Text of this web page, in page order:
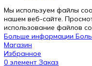
Version
2.0.12
|
Author:
Мы используем файлы
нашем веб-сайте.
использование файлов
Больше информации
Магазин
Избранное
0 элемент Заказ